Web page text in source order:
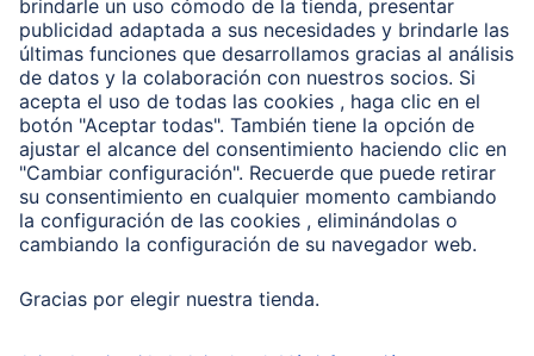
Clientes online
Conviértete en distribuidor
Compañía
Historia de la empresa
Hama en todo el Mundo
Sostenibilidad